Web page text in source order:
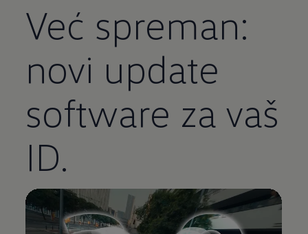
Već spreman:
novi update
software za vaš
ID.